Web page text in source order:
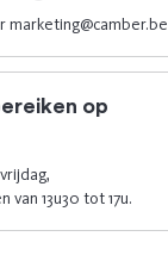
marketing@camber.be
op
van 13u30 tot 17u.